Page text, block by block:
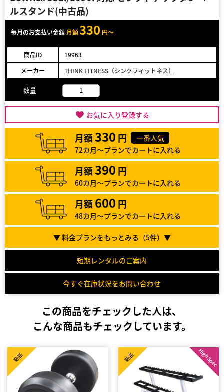
ルスタンド(中古品)
毎月のお支払い金額 月額330 円～
商品ID
19963
メーカー
THINK FITNESS（シンクフィットネス）
数量
お気に入り登録する
月額330 円
一番人気
72カ月～プランでカートに入れる
月額390 円
60カ月～プランでカートに入れる
月額 600 円
48カ月～プランでカートに入れる
▼ 料金プランをもっとみる（5件）▼
短期レンタルのご案内
今すぐ在庫状況をお問い合わせ
この商品をチェックした人は、
こんな商品もチェックしています。
High Spec
新品 新品